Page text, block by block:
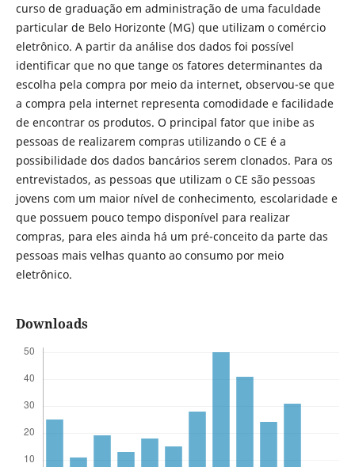
curso de graduação em administração de uma faculdade
particular de Belo Horizonte (MG) que utilizam o comércio
eletrônico. A partir da análise dos dados foi possível
identificar que no que tange os fatores determinantes da
escolha pela compra por meio da internet, observou-se que
a compra pela internet representa comodidade e facilidade
de encontrar os produtos. O principal fator que inibe as
pessoas de realizarem compras utilizando o CE é a
possibilidade dos dados bancários serem clonados. Para os
entrevistados, as pessoas que utilizam o CE são pessoas
jovens com um maior nível de conhecimento, escolaridade e
que possuem pouco tempo disponível para realizar
compras, para eles ainda há um pré-conceito da parte das
pessoas mais velhas quanto ao consumo por meio
eletrônico.
Downloads